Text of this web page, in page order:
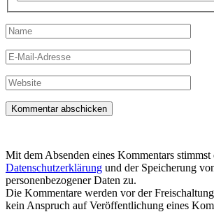
Name
E-
Mail-
Adresse
Website
Mit dem Absenden eines Kommentars stimmst
Datenschutzerklärung und der Speicherung
personenbezogener Daten zu.
Die Kommentare werden vor der
kein Anspruch auf Veröffentlichung eines